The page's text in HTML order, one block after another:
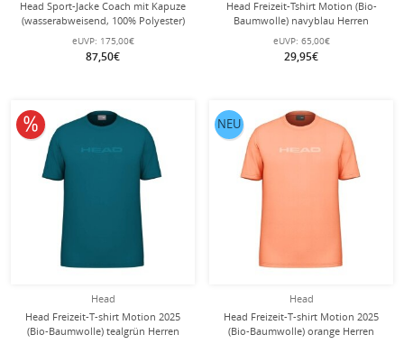
Head Sport-Jacke Coach mit Kapuze
(wasserabweisend, 100% Polyester)
schwarz Herren
eUVP: 175,00€
87,50€
Head Freizeit-Tshirt Motion (Bio-
Baumwolle) navyblau Herren
eUVP: 65,00€
29,95€
Head
Head Freizeit-T-shirt Motion 2025
(Bio-Baumwolle) tealgrün Herren
10% reduziert
Head
Head Freizeit-T-shirt Motion 2025
(Bio-Baumwolle) orange Herren
NEU